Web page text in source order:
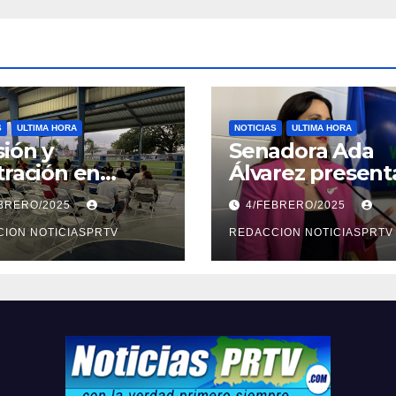
ULTIMA HORA
y
en
sobre
en
2025
NOTICIASPRTV
NOTICIAS ULTIMA HORA
Senadora Ada
Álvarez
medidas ante la
violencia en el
noviazgo
4/FEBRERO/2025
REDACCION NOTICIASPRTV